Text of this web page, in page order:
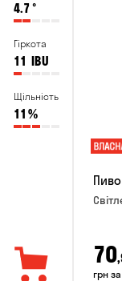
4.7°
Гіркота
11 IBU
Щільність
11 %
70
грн